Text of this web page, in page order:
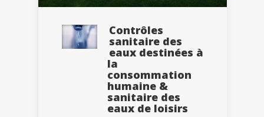
Contrôles
sanitaire des
eaux destinées à
la
consommation
humaine &
sanitaire des
eaux de loisirs